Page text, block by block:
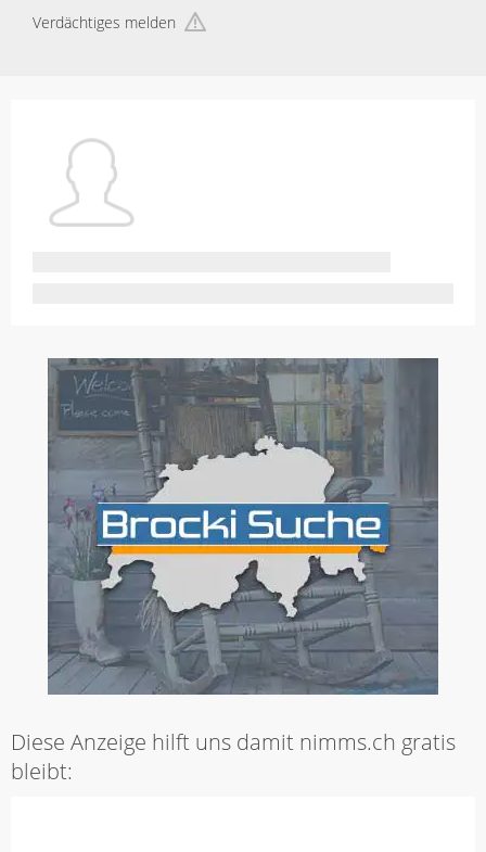
Verdächtiges melden
Diese Anzeige hilft uns damit nimms.ch gratis
bleibt: